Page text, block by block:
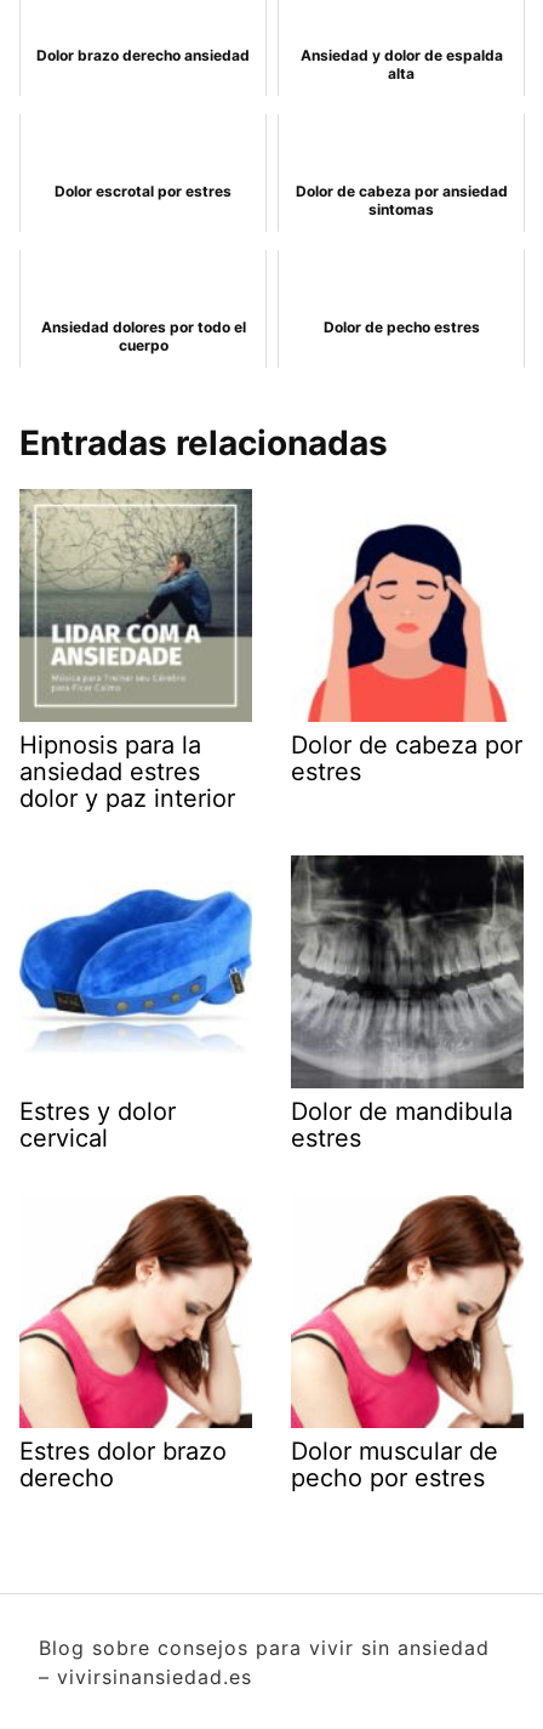
Dolor brazo derecho ansiedad
Ansiedad y dolor de espalda
alta
Dolor escrotal por estres
Dolor de cabeza por ansiedad
sintomas
Ansiedad dolores por todo el
cuerpo
Dolor de pecho estres
Entradas relacionadas
Hipnosis para la
ansiedad estres
dolor y paz interior
Dolor de cabeza por
estres
Estres y dolor
cervical
Dolor de mandibula
estres
Estres dolor brazo
derecho
Dolor muscular de
pecho por estres
Blog sobre consejos para vivir sin ansiedad
– vivirsinansiedad.es